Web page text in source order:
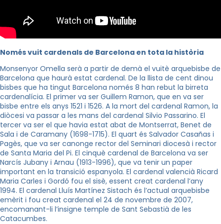
Només vuit cardenals de Barcelona en tota la història
Monsenyor Omella serà a partir de demà el vuitè arquebisbe de
Barcelona que haurà estat cardenal. De la llista de cent dinou
bisbes que ha tingut Barcelona només 8 han rebut la birreta
cardenalícia. El primer va ser Guillem Ramon, que en va ser
bisbe entre els anys 1521 i 1526. A la mort del cardenal Ramon, la
diòcesi va passar a les mans del cardenal Silvio Passarino. El
tercer va ser el que havia estat abat de Montserrat, Benet de
Sala i de Caramany (1698-1715). El quart és Salvador Casañas i
Pagès, que va ser canonge rector del Seminari diocesà i rector
de Santa Maria del Pi. El cinquè cardenal de Barcelona va ser
Narcís Jubany i Arnau (1913-1996), que va tenir un paper
important en la transició espanyola. El cardenal valencià Ricard
Maria Carles i Gordó fou el sisè, essent creat cardenal l’any
1994. El cardenal Lluís Martínez Sistach és l’actual arquebisbe
emèrit i fou creat cardenal el 24 de novembre de 2007,
encomanant-li l’insigne temple de Sant Sebastià de les
Catacumbes.